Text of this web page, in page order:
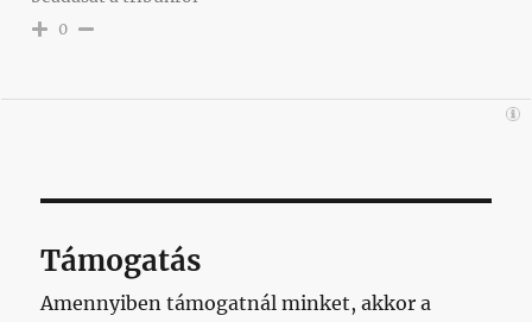
0
Támogatás
Amennyiben támogatnál minket, akkor a